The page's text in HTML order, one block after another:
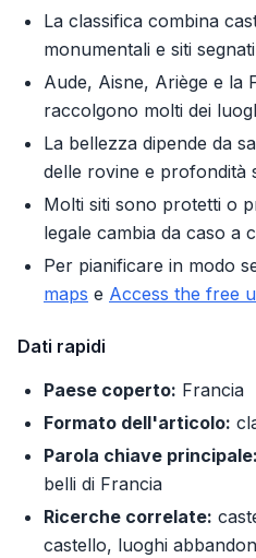
La classifica combina
monumentali e siti
Aude, Aisne, Ariège e la
raccolgono molti dei
La bellezza dipende da
delle rovine e profondità
Molti siti sono protetti o
legale cambia da caso a
Per pianificare in modo
maps e Access the free
Dati rapidi
Paese coperto: Francia
Formato dell'articolo:
Parola chiave principale:
belli di Francia
Ricerche correlate:
castello, luoghi